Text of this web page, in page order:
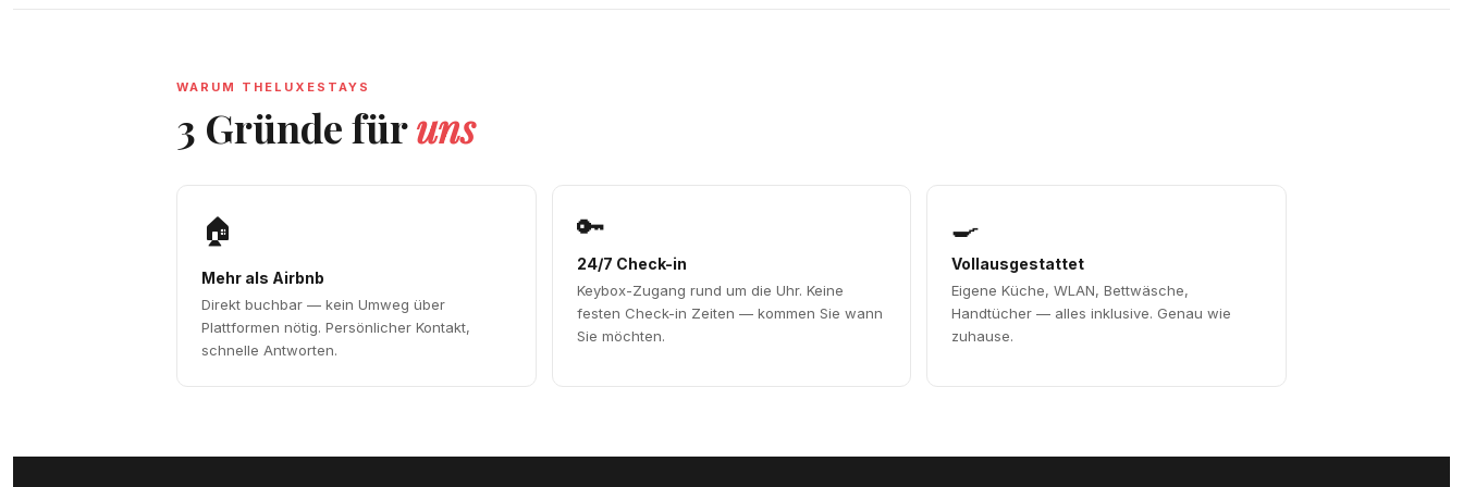
WARUM THELUXESTAYS
3 Gründe füruns
🏠
Mehr als Airbnb
Direkt buchbar — kein Umweg über
Plattformen nötig. Persönlicher Kontakt,
schnelle Antworten.
🔑
24/7 Check-in
Keybox-Zugang rund um die Uhr. Keine
festen Check-in Zeiten — kommen Sie wann
Sie möchten.
🍳
Vollausgestattet
Eigene Küche, WLAN, Bettwäsche,
Handtücher — alles inklusive. Genau wie
zuhause.